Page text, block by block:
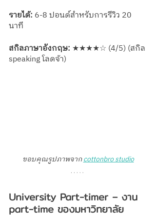
รายได้: 6-8 ปอนด์สำหรับการรีวิว 20
นาที
สกิลภาษาอังกฤษ: ★★★★☆ (4/5) (สกิล
speaking โลดจ้า)
ขอบคุณรูปภาพจาก cottonbro studio
University Part-timer – งาน
part-time ของมหาวิทยาลัย